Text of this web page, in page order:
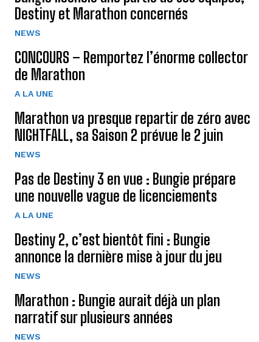
Destiny et Marathon concernés
NEWS
CONCOURS – Remportez l’énorme collector
de Marathon
A LA UNE
Marathon va presque repartir de zéro avec
NIGHTFALL, sa Saison 2 prévue le 2 juin
NEWS
Pas de Destiny 3 en vue : Bungie prépare
une nouvelle vague de licenciements
A LA UNE
Destiny 2, c’est bientôt fini : Bungie
annonce la dernière mise à jour du jeu
NEWS
Marathon : Bungie aurait déjà un plan
narratif sur plusieurs années
NEWS